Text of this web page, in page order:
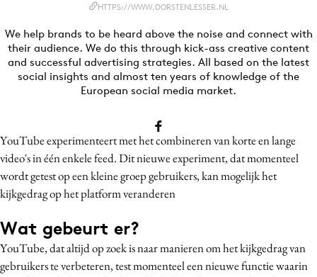
Campagnes
Carriere
Contentmarketing
Data & Insights
Design
Digital transformation
Diversiteit
Gedragsverandering
Influencer marketing
YouTube experimenteert met het combineren van korte en lange
video's in één enkele feed. Dit nieuwe experiment, dat momenteel
wordt getest op een kleine groep gebruikers, kan mogelijk het
kijkgedrag op het platform veranderen
Wat gebeurt er?
YouTube, dat altijd op zoek is naar manieren om het kijkgedrag van
gebruikers te verbeteren, test momenteel een nieuwe functie waarin
HTTPS://WWW.DORSTENLESSER.NL
We help brands to be heard above the noise and connect with
their audience. We do this through kick-ass creative content
and successful advertising strategies. All based on the latest
social insights and almost ten years of knowledge of the
European social media market.